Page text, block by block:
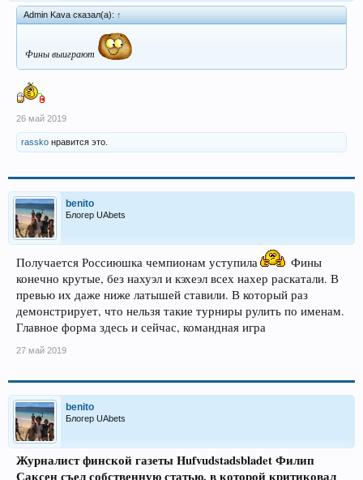
Admin Kava сказал(а): ↑
Фины выиграют
26 май 2019
rassko нравится это.
benito
Блогер UAbets
Получается Россиюшка чемпионам уступила
Фины
конечно крутые, без нахуэл и кэхеэл всех нахер раскатали. В
превью их даже ниже латышей ставили. В который раз
демонстрирует, что нельзя такие турниры рулить по именам.
Главное форма здесь и сейчас, командная игра
27 май 2019
benito
Блогер UAbets
Журналист финской газеты Hufvudstadsbladet Филип
Саксен съел собственную статью, в которой критиковал